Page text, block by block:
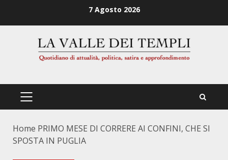
7 Agosto 2026
PRIMÄRES
Home PRIMO MESE DI CORRERE AI CONFINI, CHE SI
SPOSTA IN PUGLIA